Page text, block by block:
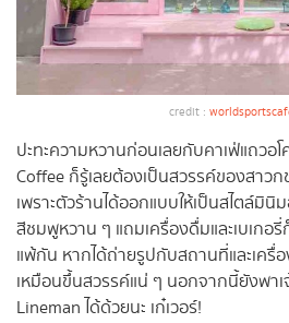
credit :
ปะทะความหวานก่อนเลยกับคาเฟ่แถวอ
Coffee ก็รู้เลยต้องเป็นสวรรค์ของสาว
เพราะตัวร้านได้ออกแบบให้เป็นสไตล์มิ
สีชมพูหวาน ๆ แถมเครื่องดื่มและเบเกอ
แพ้กัน หากได้ถ่ายรูปกับสถานที่และเค
เหมือนขึ้นสวรรค์แน่ ๆ นอกจากนี้ยังพา
Lineman ได้ด้วยนะ เก๋เวอร์!